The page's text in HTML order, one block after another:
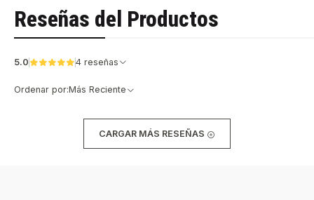
Reseñas del Productos
5.0 4 reseñas
Ordenar por:Más Reciente
CARGAR MÁS RESEÑAS